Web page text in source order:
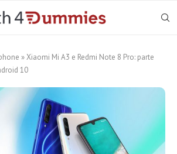
»Xiaomi Mi A3 e Redmi Note 8 Pro: parte
10